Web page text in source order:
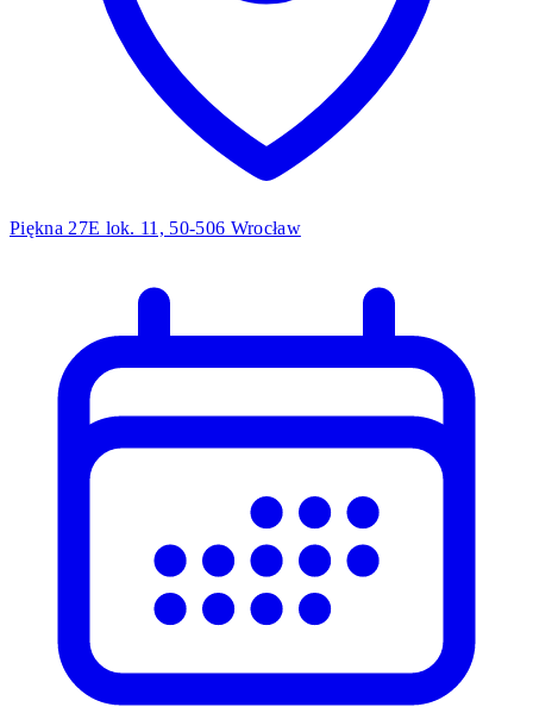
Piękna 27E lok. 11, 50-506 Wrocław